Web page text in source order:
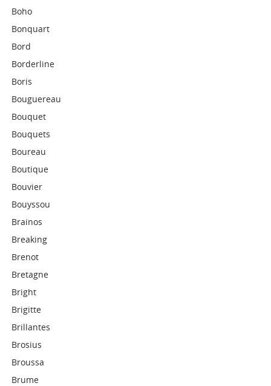
Boho
Bonquart
Bord
Borderline
Boris
Bouguereau
Bouquet
Bouquets
Boureau
Boutique
Bouvier
Bouyssou
Brainos
Breaking
Brenot
Bretagne
Bright
Brigitte
Brillantes
Brosius
Broussa
Brume